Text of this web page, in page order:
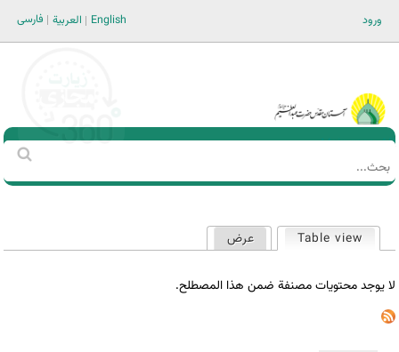
ورود فارسی العربية English
Main men-AR
استمارة
‏
الأساسية
Table view(علامة التبويب النشطة)
عرض
لا يوجد محتويات مصنفة ضمن هذا المصطلح.